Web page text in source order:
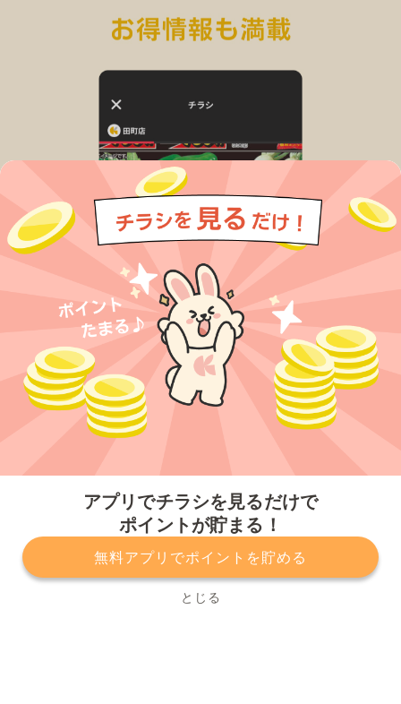
アプリでチラシを見るだけで
ポイントが貯まる！
無料アプリでポイントを貯める
とじる
プライバシーポリシー 利用規約
運営会社
サービスに関してのお問い合わせ